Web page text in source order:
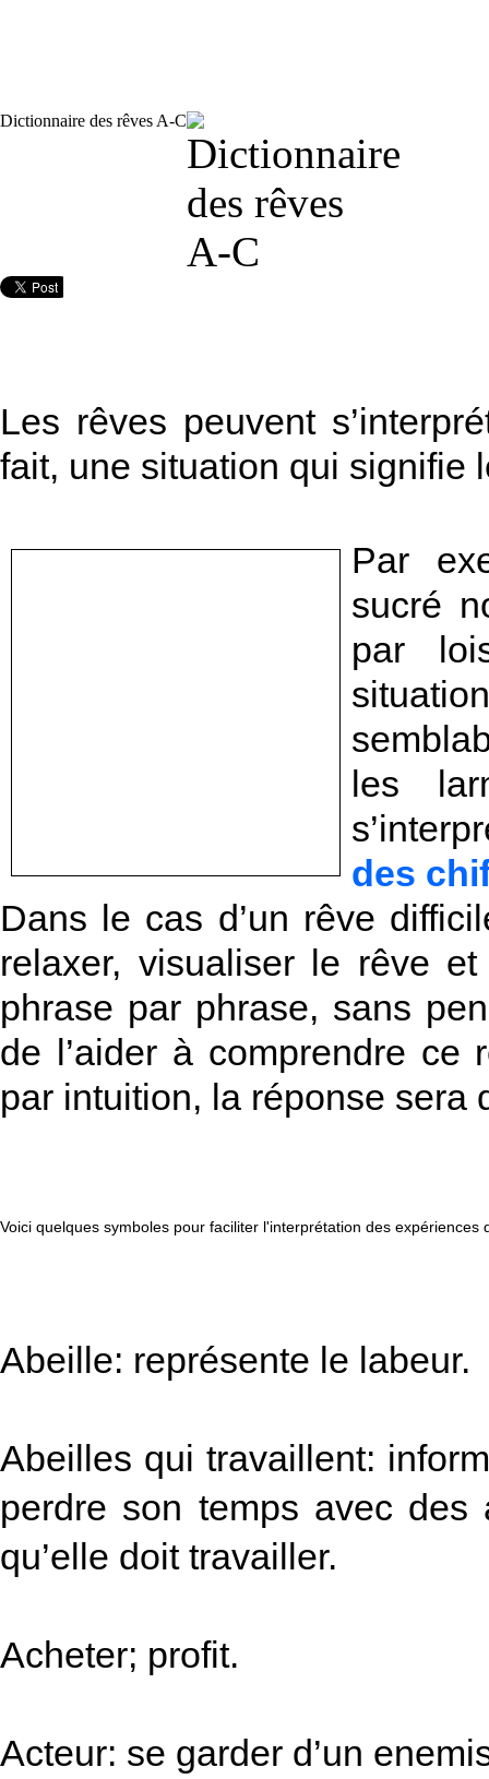
Dictionnaire des rêves A-C
Les rêves peuvent
fait, une situation qui signifie
Par
sucré
par
les
des
Dans le cas d’un rêve
relaxer, visualiser le rêve
phrase par phrase, sans
de l’aider à comprendre ce
par intuition, la réponse sera
Voici quelques symboles pour faciliter l'interprétation des expériences
Abeille: représente le labeur.
Abeilles qui travaillent:
perdre son temps avec
qu’elle doit travailler.
Acheter; profit.
Acteur: se garder d’un